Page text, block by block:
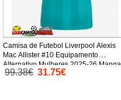
Camisa de Futebol Liverpool Alexis
Mac Allister #10 Equipamento
Alternativo Mulheres 2025-26 Manga
Curta
99.38€ 31.75€